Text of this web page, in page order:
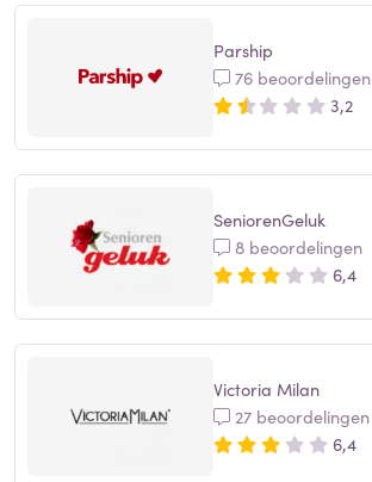
Parship
76 beoordelingen
3,2
SeniorenGeluk
8 beoordelingen
6,4
Victoria Milan
27 beoordelingen
6,4